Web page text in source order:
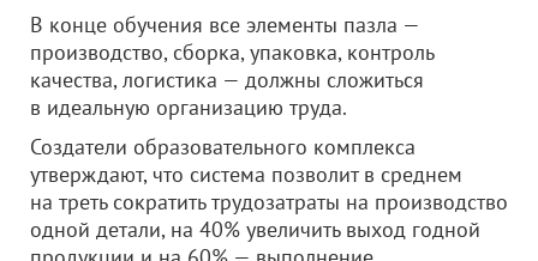
В конце обучения все элементы пазла —
производство, сборка, упаковка, контроль
качества, логистика — должны сложиться
в идеальную организацию труда.
Создатели образовательного комплекса
утверждают, что система позволит в среднем
на треть сократить трудозатраты на производство
одной детали, на 40% увеличить выход годной